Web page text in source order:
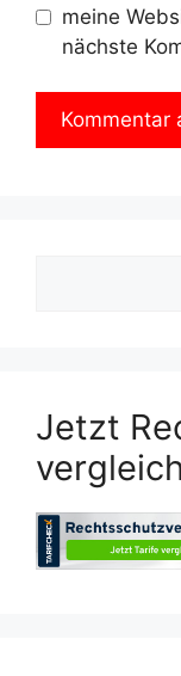
meine
nächste
Jetzt